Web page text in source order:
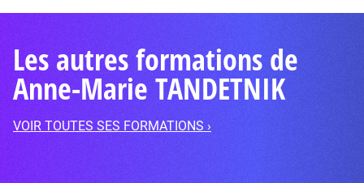
Les autres formations de
Anne-Marie TANDETNIK
VOIR TOUTES SES FORMATIONS ›